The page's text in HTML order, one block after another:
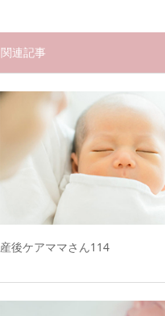
関連記事
産後ケアママさん114